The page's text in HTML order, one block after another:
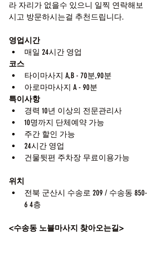
라 자리가 없을수 있으니 일찍 연락해보
시고 방문하시는걸 추천드립니다.
영업시간
매일 24시간 영업
코스
타이마사지 A,B - 70분,90분
아로마마사지 A - 90분
특이사항
경력 10년 이상의 전문관리사
10명까지 단체예약 가능
주간 할인 가능
24시간 영업
건물뒷편 주차장 무료이용가능
위치
전북 군산시 수송로 209 / 수송동 850-
6 4층
<수송동 노블마사지 찾아오는길>